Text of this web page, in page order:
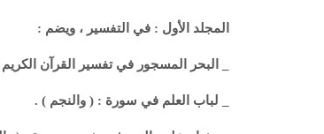
المجلد الأول : في التفسير ، ويضم :
_ البحر المسجور في تفسير القرآن
_ لباب العلم في سورة : ( والنجم ) .